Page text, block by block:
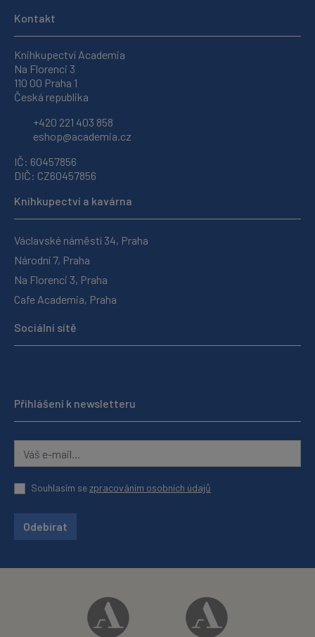
Kontakt
Knihkupectví Academia
Na Florenci 3
110 00 Praha 1
Česká republika
+420 221 403 858
eshop@academia.cz
IČ: 60457856
DIČ: CZ60457856
Knihkupectví a kavárna
Václavské náměstí 34, Praha
Národní 7, Praha
Na Florenci 3, Praha
Cafe Academia, Praha
Sociální sítě
Přihlášení k newsletteru
Souhlasím sezpracováním osobních údajů
Odebírat